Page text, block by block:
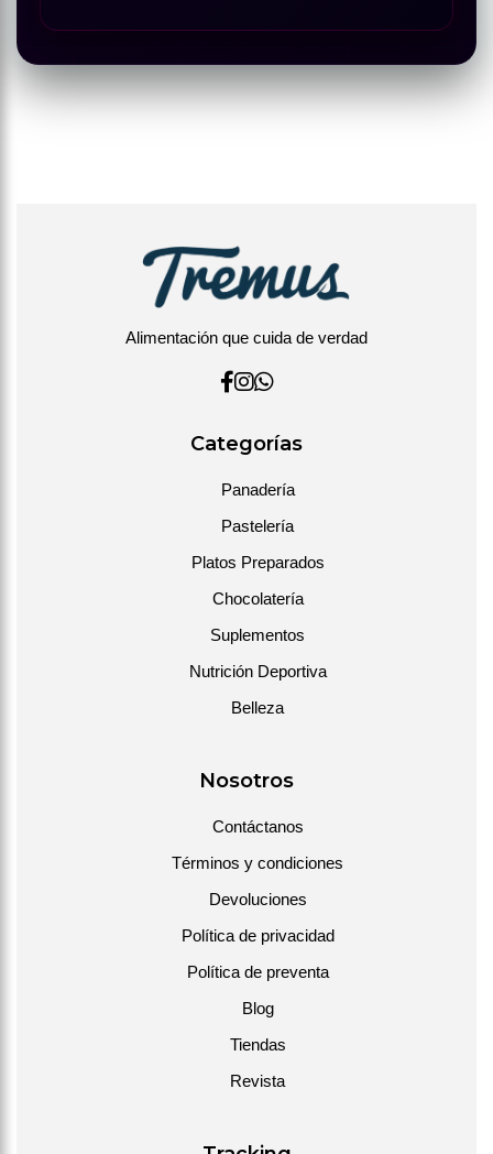
Alimentación que cuida de verdad
Categorías
Panadería
Pastelería
Platos Preparados
Chocolatería
Suplementos
Nutrición Deportiva
Belleza
Nosotros
Contáctanos
Términos y condiciones
Devoluciones
Política de privacidad
Política de preventa
Blog
Tiendas
Revista